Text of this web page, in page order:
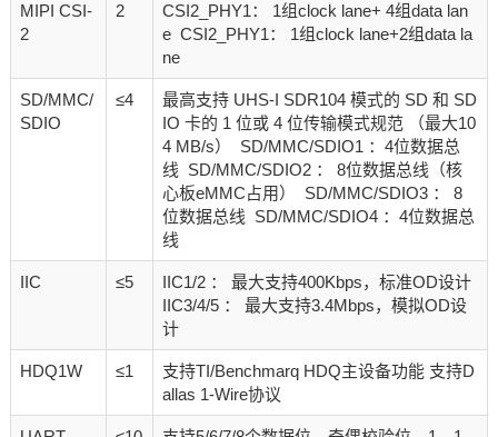
MIPI CSI-
2
2
CSI2_PHY1： 1组clock lane+ 4组data lan
e CSI2_PHY1： 1组clock lane+2组data la
ne
SD/MMC/
SDIO
≤4
最高支持 UHS-I SDR104 模式的 SD 和 SD
IO 卡的 1 位或 4 位传输模式规范 （最大10
4 MB/s） SD/MMC/SDIO1 ：4位数据总
线 SD/MMC/SDIO2 ： 8位数据总线（核
心板eMMC占用） SD/MMC/SDIO3 ： 8
位数据总线 SD/MMC/SDIO4 ：4位数据总
线
IIC ≤5
IIC1/2 ： 最大支持400Kbps，标准OD设计
IIC3/4/5 ： 最大支持3.4Mbps，模拟OD设
计
HDQ1W ≤1
支持TI/Benchmarq HDQ主设备功能 支持D
allas 1-Wire协议